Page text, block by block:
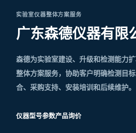
实验室仪器整体方案服务
广东森德仪器有限
森德为实验室建设、升级和检测能力
整体方案服务，协助客户明确检测目
合、采购支持、安装培训和后续维护。
仪器型号参数产品询价